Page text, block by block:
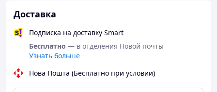
Карпат"Ви завжди будете виглядати
У Вас виникли запитання щодо товару?
Телефонуйте +38 (067) 967 22 08
Доставка
Подписка на доставку Smart
Бесплатно — в отделения Новой почты
Узнать больше
Нова Пошта (Бесплатно при условии)